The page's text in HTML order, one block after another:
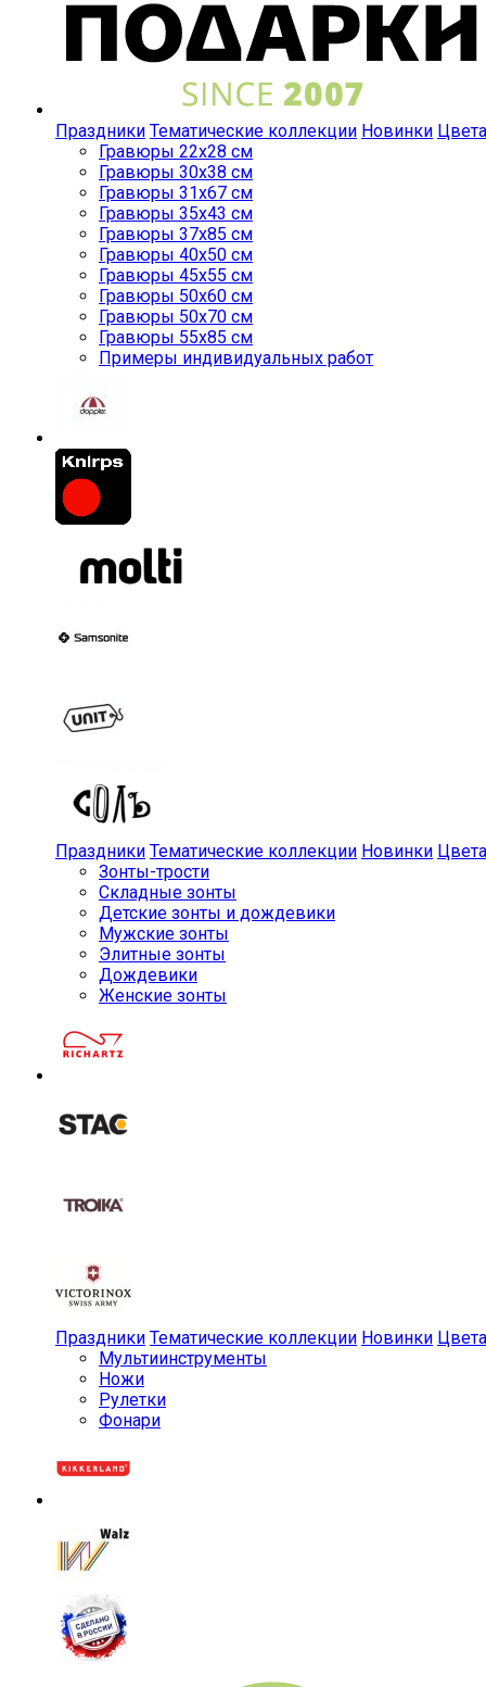
Праздники Тематические коллекции Новинки Цвета
Гравюры 22x28 см
Гравюры 30x38 см
Гравюры 31x67 см
Гравюры 35x43 см
Гравюры 37x85 см
Гравюры 40x50 см
Гравюры 45x55 см
Гравюры 50x60 см
Гравюры 50x70 см
Гравюры 55x85 см
Примеры индивидуальных работ
Праздники Тематические коллекции Новинки Цвета
Зонты-трости
Складные зонты
Детские зонты и дождевики
Мужские зонты
Элитные зонты
Дождевики
Женские зонты
Праздники Тематические коллекции Новинки Цвета
Мульти­инструменты
Ножи
Рулетки
Фонари